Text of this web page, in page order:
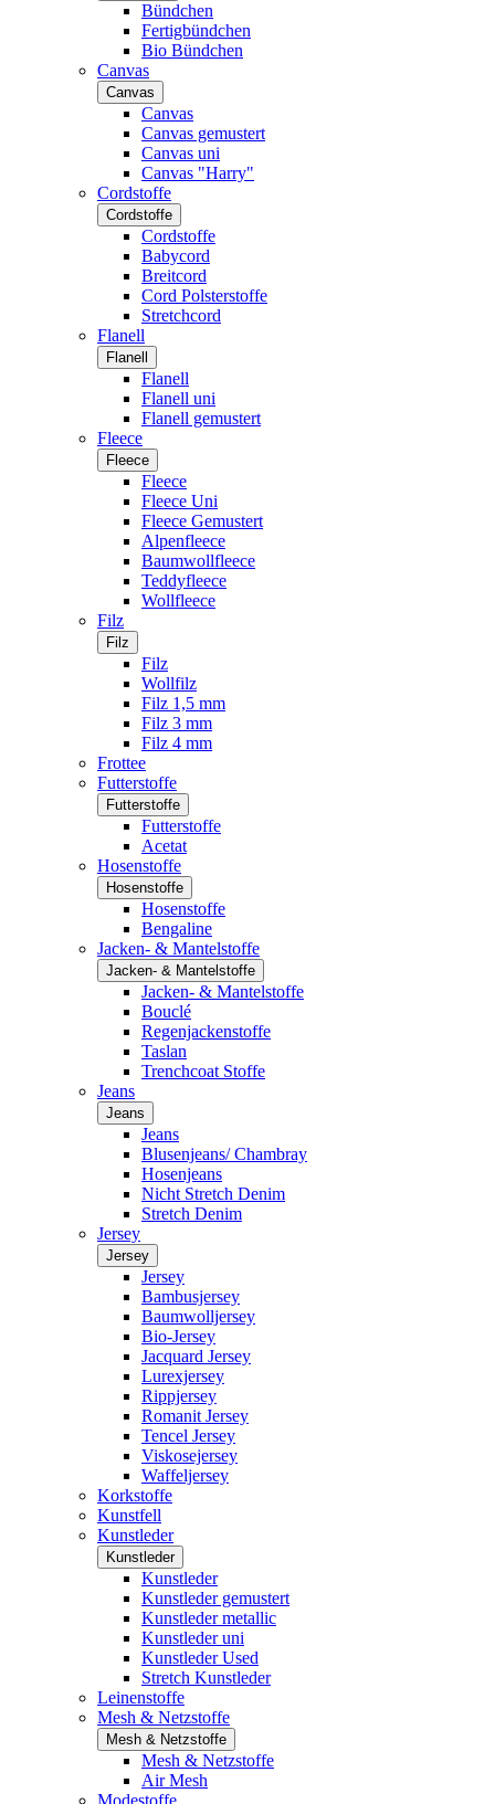
Bündchen
Fertigbündchen
Bio Bündchen
Canvas
Canvas
Canvas
Canvas gemustert
Canvas uni
Canvas "Harry"
Cordstoffe
Cordstoffe
Cordstoffe
Babycord
Breitcord
Cord Polsterstoffe
Stretchcord
Flanell
Flanell
Flanell
Flanell uni
Flanell gemustert
Fleece
Fleece
Fleece
Fleece Uni
Fleece Gemustert
Alpenfleece
Baumwollfleece
Teddyfleece
Wollfleece
Filz
Filz
Filz
Wollfilz
Filz 1,5 mm
Filz 3 mm
Filz 4 mm
Frottee
Futterstoffe
Futterstoffe
Futterstoffe
Acetat
Hosenstoffe
Hosenstoffe
Hosenstoffe
Bengaline
Jacken- & Mantelstoffe
Jacken- & Mantelstoffe
Jacken- & Mantelstoffe
Bouclé
Regenjackenstoffe
Taslan
Trenchcoat Stoffe
Jeans
Jeans
Jeans
Blusenjeans/ Chambray
Hosenjeans
Nicht Stretch Denim
Stretch Denim
Jersey
Jersey
Jersey
Bambusjersey
Baumwolljersey
Bio-Jersey
Jacquard Jersey
Lurexjersey
Rippjersey
Romanit Jersey
Tencel Jersey
Viskosejersey
Waffeljersey
Korkstoffe
Kunstfell
Kunstleder
Kunstleder
Kunstleder
Kunstleder gemustert
Kunstleder metallic
Kunstleder uni
Kunstleder Used
Stretch Kunstleder
Leinenstoffe
Mesh & Netzstoffe
Mesh & Netzstoffe
Mesh & Netzstoffe
Air Mesh
Modestoffe